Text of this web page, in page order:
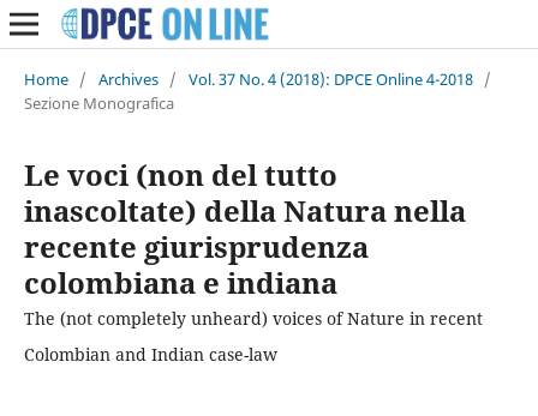
Home / Archives / Vol. 37 No. 4 (2018): DPCE Online 4-2018 /
Sezione Monografica
Le voci (non del tutto
inascoltate) della Natura nella
recente giurisprudenza
colombiana e indiana
The (not completely unheard) voices of Nature in recent
Colombian and Indian case-law